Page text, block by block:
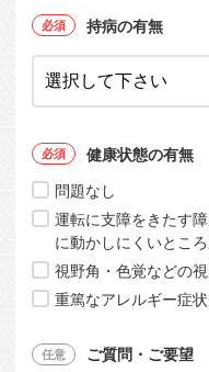
持病の有無
健康状態の有無
問題なし
運転に支障をきたす
に動かしにくいとこ
視野角・色覚などの
重篤なアレルギー症
ご質問・ご要望